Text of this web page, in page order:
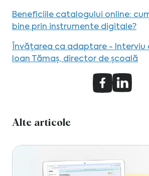
Beneficiile catalogului online:
bine prin instrumente digitale?
Învățarea ca adaptare - Interviu
Ioan Tămaș, director de școală
Alte articole